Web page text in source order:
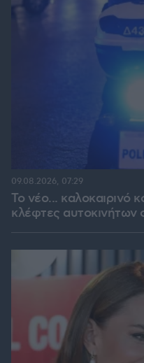
Το νέο... καλοκαιρινό
κλέφτες αυτοκινήτων
09.08.2026, 07:29